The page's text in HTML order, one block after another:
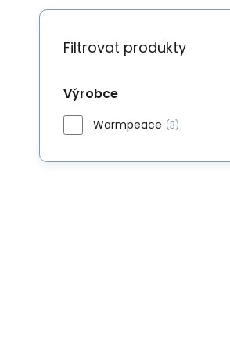
Filtrovat produkty
Výrobce
Warmpeace (3)